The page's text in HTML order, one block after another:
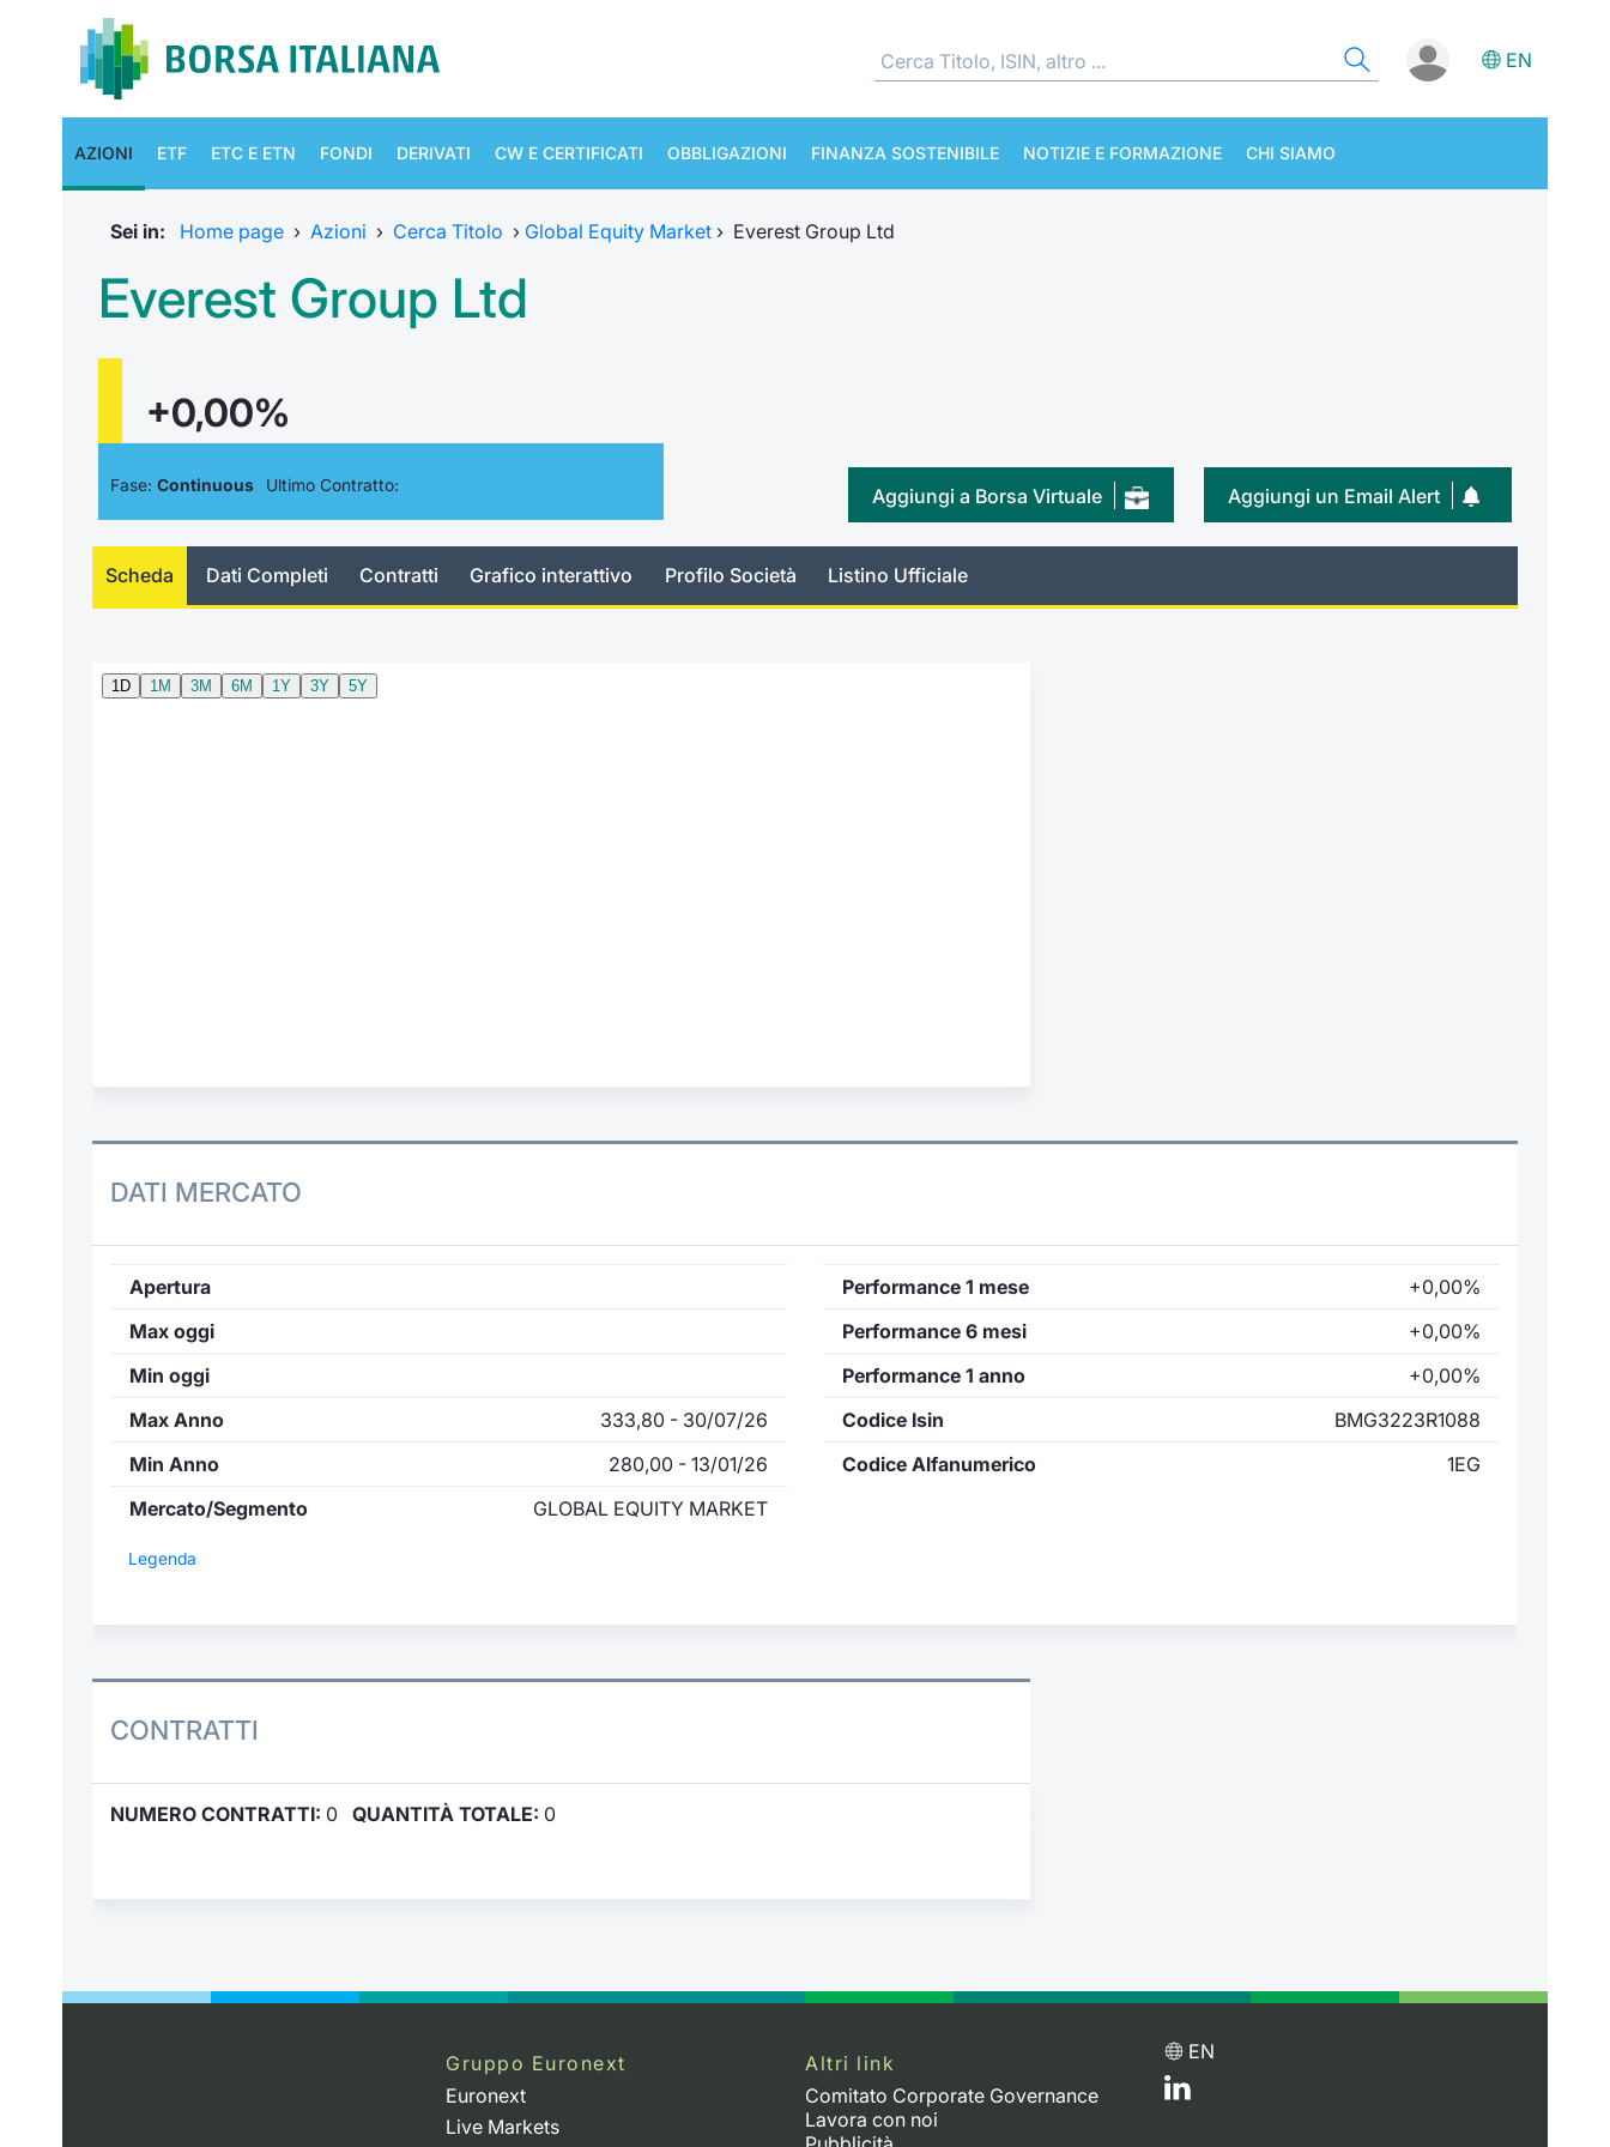
EN
AZIONI ETF ETC E ETN FONDI DERIVATI CW E CERTIFICATI OBBLIGAZIONI FINANZA SOSTENIBILE NOTIZIE E FORMAZIONE CHI SIAMO
Sei in: Home page › Azioni › Cerca Titolo › Global Equity Market › Everest Group Ltd
Everest Group Ltd
+0,00%
Fase: Continuous Ultimo Contratto: Aggiungi un Email Alert
Aggiungi a Borsa Virtuale
Scheda Dati Completi Contratti Grafico interattivo Profilo Società Listino Ufficiale
DATI MERCATO
Apertura
Max oggi
Min oggi
Max Anno
333,80 - 30/07/26
Min Anno
280,00 - 13/01/26
Mercato/Segmento
GLOBAL EQUITY MARKET
Performance 1 mese
+0,00%
Performance 6 mesi
+0,00%
Performance 1 anno
+0,00%
Codice Isin
BMG3223R1088
Codice Alfanumerico
1EG
Legenda
CONTRATTI
NUMERO CONTRATTI: 0 QUANTITÀ TOTALE: 0
Gruppo Euronext
Euronext
Live Markets
Altri link
Comitato Corporate Governance
Lavora con noi
EN